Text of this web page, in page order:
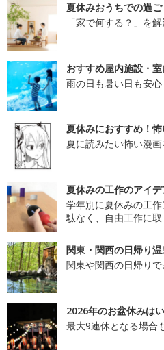
夏休みおうちでの過
「家で何する？」を
おすすめ屋内施設・
雨の日も暑い日も安
夏休みにおすすめ！
夏に読みたい怖い漫
夏休みの工作のアイ
学年別に夏休みの工
駄なく、自由工作に取
関東・関西の日帰り
関東や関西の日帰り
2026年のお盆休みは
最大9連休となる場合